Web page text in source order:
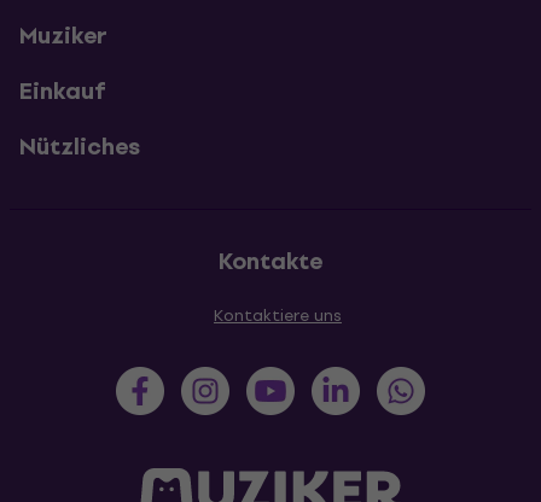
Muziker
Einkauf
Nützliches
Kontakte
Kontaktiere uns